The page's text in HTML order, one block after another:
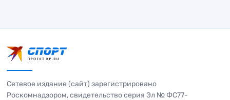
Сетевое издание (сайт) зарегистрировано
Роскомнадзором, свидетельство серия Эл № ФС77-